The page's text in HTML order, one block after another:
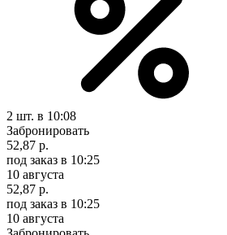
2 шт. в 10:08
Забронировать
52,87 р.
под заказ в 10:25
10 августа
52,87 р.
под заказ в 10:25
10 августа